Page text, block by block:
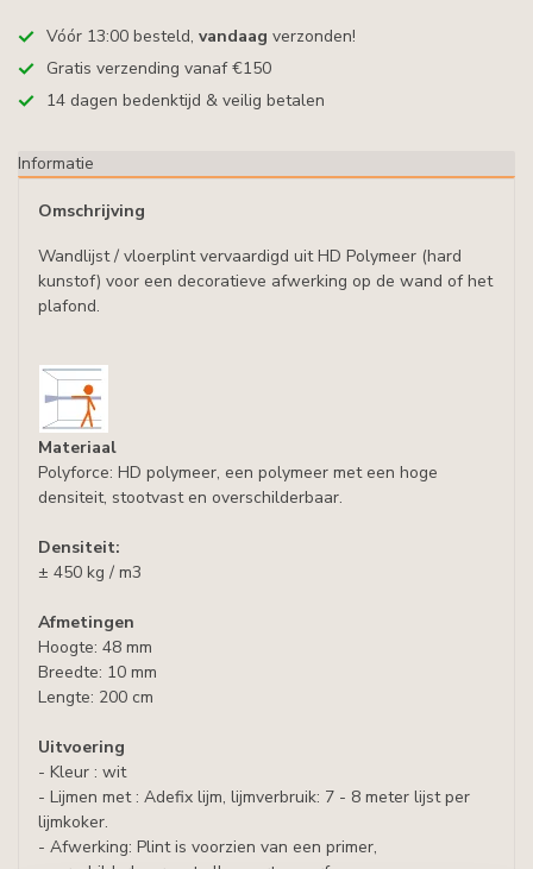
Vóór 13:00 besteld, vandaag verzonden!
Gratis verzending vanaf €150
14 dagen bedenktijd & veilig betalen
Informatie
Omschrijving
Wandlijst / vloerplint vervaardigd uit HD Polymeer (hard
kunstof) voor een decoratieve afwerking op de wand of het
plafond.
Materiaal
Polyforce: HD polymeer, een polymeer met een hoge
densiteit, stootvast en overschilderbaar.
Densiteit:
± 450 kg / m3
Afmetingen
Hoogte: 48 mm
Breedte: 10 mm
Lengte: 200 cm
Uitvoering
- Kleur : wit
- Lijmen met : Adefix lijm, lijmverbruik: 7 - 8 meter lijst per
lijmkoker.
- Afwerking: Plint is voorzien van een primer,